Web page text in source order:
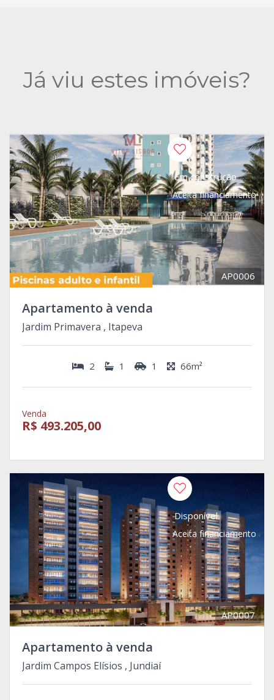
Já viu estes imóveis?
Em construção
Aceita financiamento
AP0006
Apartamento à venda
Jardim Primavera , Itapeva
2 1 1 66m²
Venda
R$ 493.205,00
Disponível
Aceita financiamento
AP0007
Apartamento à venda
Jardim Campos Elísios , Jundiaí